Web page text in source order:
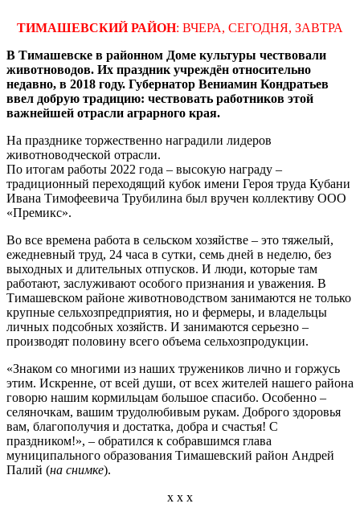
ТИМАШЕВСКИЙ РАЙОН: ВЧЕРА, СЕГОДНЯ, ЗАВТРА
В Тимашевске в районном Доме культуры чествовали
животноводов. Их праздник учреждён относительно
недавно, в 2018 году. Губернатор Вениамин Кондратьев
ввел добрую традицию: чествовать работников этой
важнейшей отрасли аграрного края.
На празднике торжественно наградили лидеров
животноводческой отрасли.
По итогам работы 2022 года – высокую награду –
традиционный переходящий кубок имени Героя труда Кубани
Ивана Тимофеевича Трубилина был вручен коллективу ООО
«Премикс».
Во все времена работа в сельском хозяйстве – это тяжелый,
ежедневный труд, 24 часа в сутки, семь дней в неделю, без
выходных и длительных отпусков. И люди, которые там
работают, заслуживают особого признания и уважения. В
Тимашевском районе животноводством занимаются не только
крупные сельхозпредприятия, но и фермеры, и владельцы
личных подсобных хозяйств. И занимаются серьезно –
производят половину всего объема сельхозпродукции.
«Знаком со многими из наших тружеников лично и горжусь
этим. Искренне, от всей души, от всех жителей нашего района
говорю нашим кормильцам большое спасибо. Особенно –
селяночкам, вашим трудолюбивым рукам. Доброго здоровья
вам, благополучия и достатка, добра и счастья! С
праздником!», – обратился к собравшимся глава
муниципального образования Тимашевский район Андрей
Палий (на снимке).
х х х